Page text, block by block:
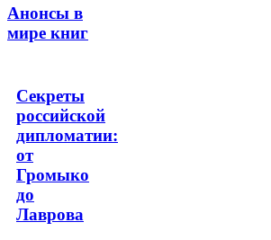
Анонсы в
мире книг
Секреты
российской
дипломатии:
от
Громыко
до
Лаврова